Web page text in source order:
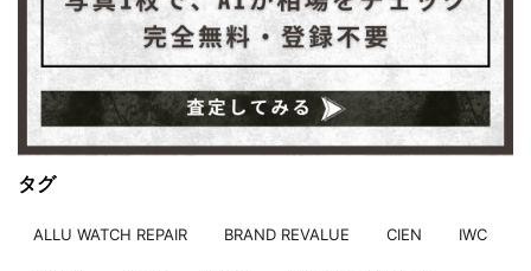
タグ
ALLU WATCH REPAIR BRAND REVALUE CIEN IWC